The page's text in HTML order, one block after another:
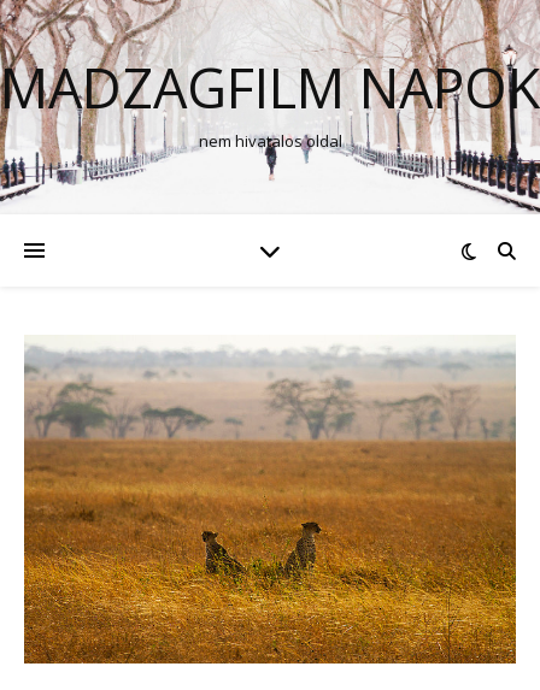
MADZAGFILM NAPOK
nem hivatalos oldal